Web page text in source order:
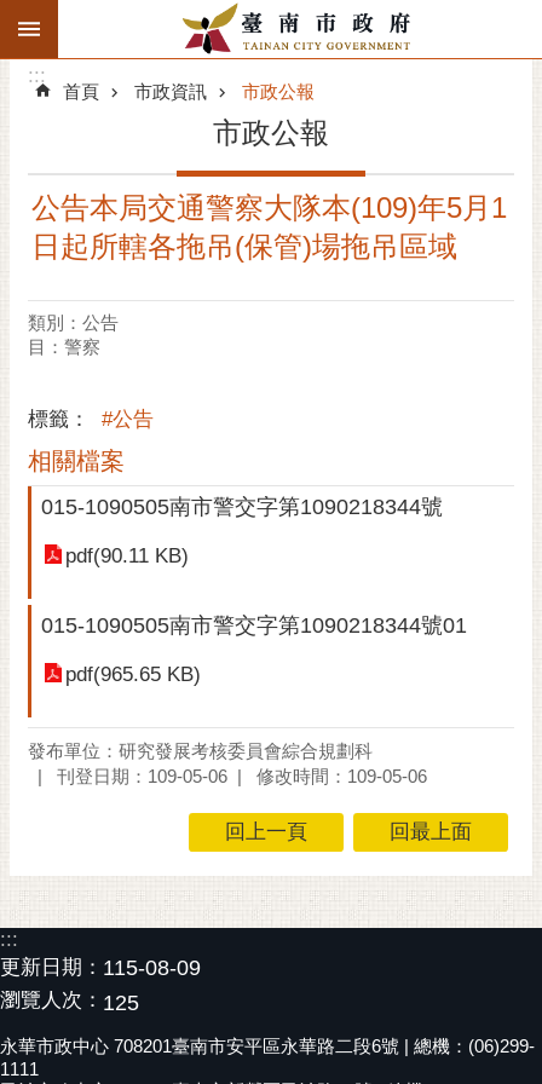
跳到主要內容區塊
搜
階
精彩府城
市府團隊
市政資訊
市民互動
偉
花
泉
導
覽
訂
:::
:::
首頁 市政資訊 市政公報
市政公報
公告本局交通警察大隊本(109)年5月1
日起所轄各拖吊(保管)場拖吊區域
類別：公告
目：警察
標籤： #公告
相關檔案
015-1090505南市警交字第1090218344號
pdf(90.11 KB)
015-1090505南市警交字第1090218344號01
pdf(965.65 KB)
發布單位：研究發展考核委員會綜合規劃科
刊登日期：109-05-06
修改時間：109-05-06
回上一頁 回最上面
:::
更新日期： 115-08-09
瀏覽人次： 125
永華市政中心 708201臺南市安平區永華路二段6號 | 總機：(06)299-
1111